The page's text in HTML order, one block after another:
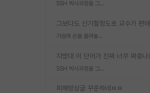
SSH 박사과정을 그만두고 지방대 박사로 옮기면 교수의 꿈은 끝일까요?
가슴에 손을 올려놓고 싫어하는 사람 불공정하게 리뷰
SSH 박사과정을 그만두고 지방대 박사로 옮기면 교수의 꿈은 끝일까요?
피해망상글 꾸준하네ㅉㅉ